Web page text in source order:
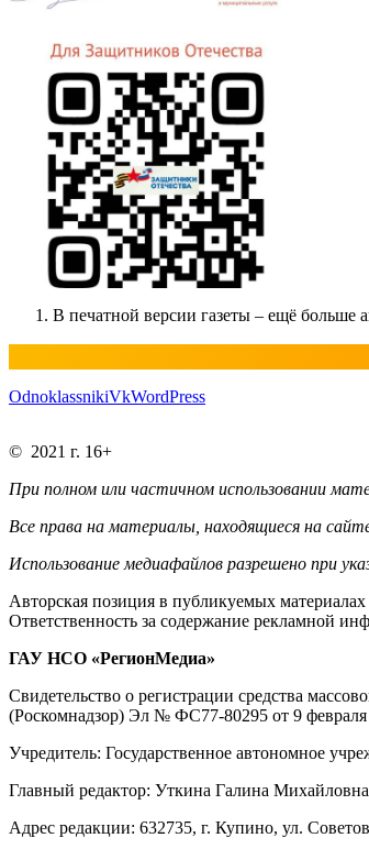
В печатной версии газеты – ещё больше
OdnoklassnikiVkWordPress
© 2021 г. 16+
При полном или частичном использовании
Все права на материалы, находящиеся на
Использование медиафайлов разрешено при
Авторская позиция в публикуемых
Ответственность за содержание рекламной
ГАУ НСО «РегионМедиа»
Свидетельство о регистрации средства
(Роскомнадзор) Эл № ФС77-80295 от 9 февраля
Учредитель: Государственное автономное
Главный редактор: Уткина Галина
Адрес редакции: 632735, г. Купино, ул.